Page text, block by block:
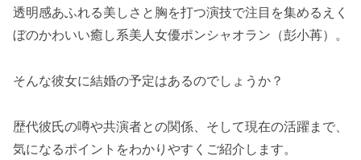
透明感あふれる美しさと胸を打つ演技で注目を集める えく
ぼのかわいい癒し系美人女優ポンシャオラン（彭小苒） 。
そんな彼女に結婚の予定はあるのでしょうか？
歴代彼氏の噂や共演者との関係、そして現在の活躍まで、
気になるポイントをわかりやすくご紹介します。